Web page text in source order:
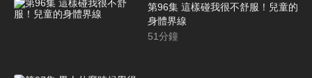
第96集 這樣碰我很不舒服！兒童的
身體界線
51分鐘